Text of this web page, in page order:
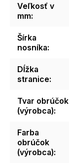
Veľkosť v
mm:
Šírka
nosníka:
Dĺžka
stranice:
Tvar obrúčok
(výrobca):
Farba
obrúčok
(výrobca):